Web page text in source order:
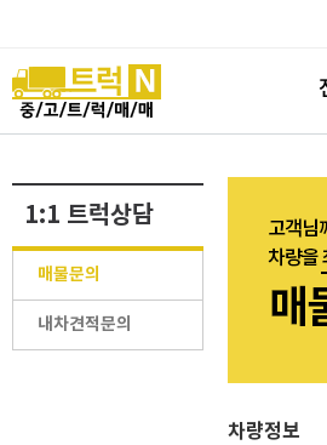
1:1 트럭상담
매물문의
내차견적문의
차량정보